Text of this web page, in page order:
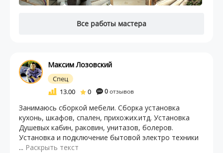
Все работы мастера
Максим Лозовский
Спец
13.00
0 0отзывов
Занимаюсь сборкой мебели. Сборка установка
кухонь, шкафов, спален, прихожих.итд. Установка
Душевых кабин, раковин, унитазов, болеров.
Установка и подключение бытовой электро техники
... Раскрыть текст